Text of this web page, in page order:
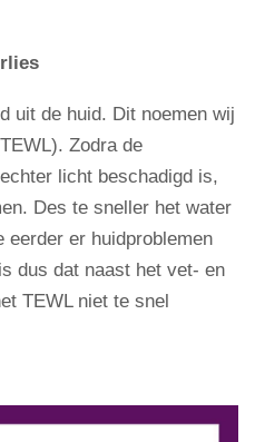
uit de huid. Dit noemen wij
Zodra de
licht beschadigd is,
Des te sneller het water
eerder er huidproblemen
dus dat naast het vet- en
TEWL niet te snel